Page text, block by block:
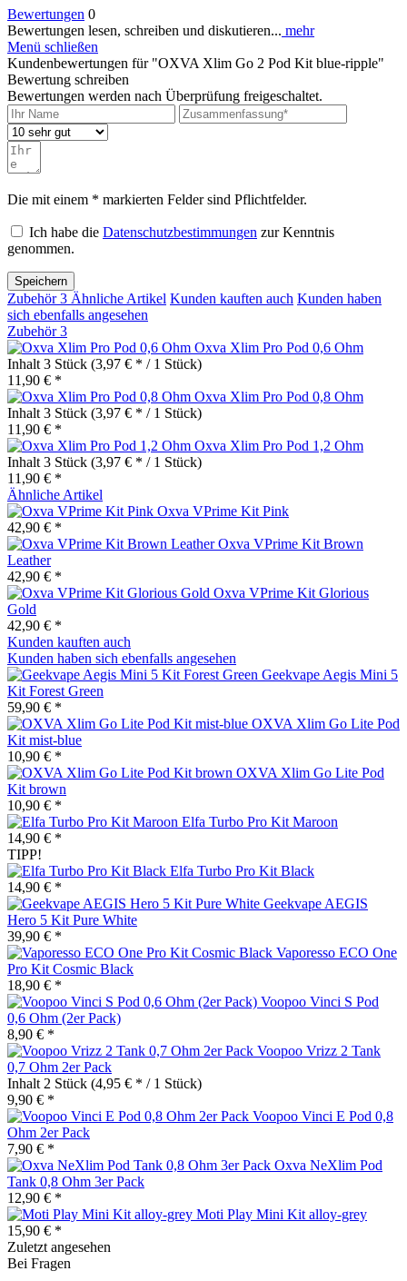
Bewertungen 0
Bewertungen lesen, schreiben und diskutieren... mehr
Menü schließen
Kundenbewertungen für "OXVA Xlim Go 2 Pod Kit blue-ripple"
Bewertung schreiben
Bewertungen werden nach Überprüfung freigeschaltet.
Die mit einem * markierten Felder sind Pflichtfelder.
Ich habe die Datenschutzbestimmungen zur Kenntnis
genommen.
Speichern
Zubehör3 Ähnliche Artikel Kunden kauften auch Kunden haben
sich ebenfalls angesehen
Zubehör3
Oxva Xlim Pro Pod 0,6 Ohm
Inhalt 3 Stück (3,97 € * / 1 Stück)
11,90 € *
Oxva Xlim Pro Pod 0,8 Ohm
Inhalt 3 Stück (3,97 € * / 1 Stück)
11,90 € *
Oxva Xlim Pro Pod 1,2 Ohm
Inhalt 3 Stück (3,97 € * / 1 Stück)
11,90 € *
Ähnliche Artikel
Oxva VPrime Kit Pink
42,90 € *
Oxva VPrime Kit Brown
Leather
42,90 € *
Oxva VPrime Kit Glorious
Gold
42,90 € *
Kunden kauften auch
Kunden haben sich ebenfalls angesehen
Geekvape Aegis Mini 5
Kit Forest Green
59,90 € *
OXVA Xlim Go Lite Pod
Kit mist-blue
10,90 € *
OXVA Xlim Go Lite Pod
Kit brown
10,90 € *
Elfa Turbo Pro Kit Maroon
14,90 € *
TIPP!
Elfa Turbo Pro Kit Black
14,90 € *
Geekvape AEGIS
Hero 5 Kit Pure White
39,90 € *
Vaporesso ECO One
Pro Kit Cosmic Black
18,90 € *
Voopoo Vinci S Pod
0,6 Ohm (2er Pack)
8,90 € *
Voopoo Vrizz 2 Tank
0,7 Ohm 2er Pack
Inhalt 2 Stück (4,95 € * / 1 Stück)
9,90 € *
Voopoo Vinci E Pod 0,8
Ohm 2er Pack
7,90 € *
Oxva NeXlim Pod
Tank 0,8 Ohm 3er Pack
12,90 € *
Moti Play Mini Kit alloy-grey
15,90 € *
Zuletzt angesehen
Bei Fragen